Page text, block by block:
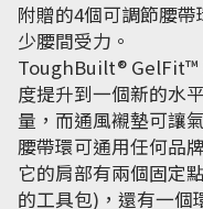
附贈的4個可調節腰
少腰間受力。
ToughBuilt® GelFit™
度提升到一個新的水
量，而通風襯墊可讓
腰帶環可通用任何品
它的肩部有兩個固定
的工具包)，還有一個